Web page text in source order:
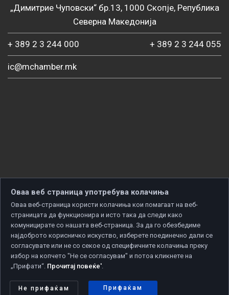
„Димитрие Чуповски“ бр.13, 1000 Скопје, Република
Северна Македонија
+ 389 2 3 244 000 + 389 2 3 244 055
ic@mchamber.mk
Copyright © 2026 Developed by
Политика за приватност | Политика за колачиња
Оваа веб страница употребува колачиња
Оваа веб-страница користи колачиња кои помагаат на веб-
страницата да функционира и исто така да следи како
комуницирате со нашата веб-страница. За да го обезбедиме
најдоброто корисничко искуство, изберете поединечно дали се
согласувате или не со секое од специфичните колачиња преку
избор на копчето "Не се согласувам" и потоа кликнете на
„Прифати“. Прочитај повеќе'.
Не прифаќам Прифаќам